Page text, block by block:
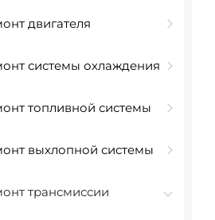
двигателя
системы охлаждения
топливной системы
выхлопной системы
трансмиссии